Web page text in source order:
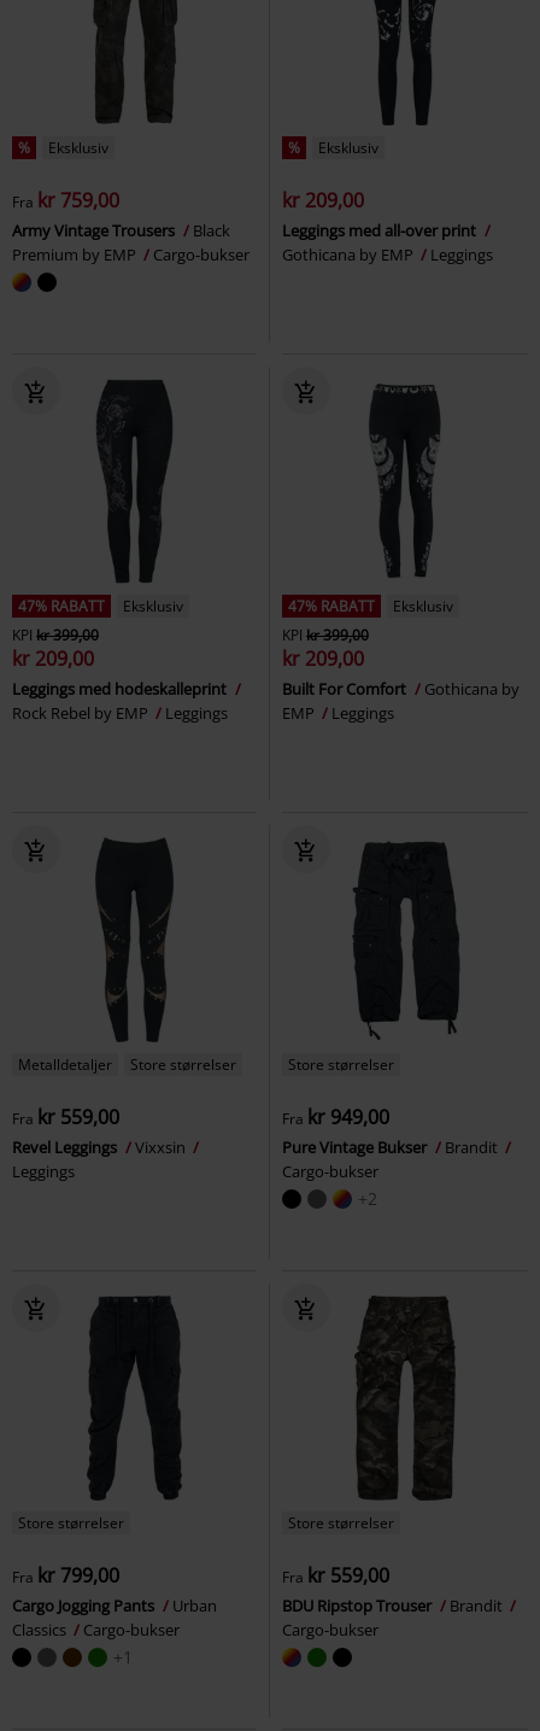
% Eksklusiv
Fra kr 759,00
Army Vintage Trousers
Black
Premium by EMP
Cargo-bukser
% Eksklusiv
kr 209,00
Leggings med all-over print
Gothicana by EMP
Leggings
47% RABATT
Eksklusiv
KPI kr 399,00
kr 209,00
Leggings med hodeskalleprint
Rock Rebel by EMP
Leggings
47% RABATT
Eksklusiv
KPI kr 399,00
kr 209,00
Built For Comfort
Gothicana by
EMP
Leggings
Metalldetaljer Store størrelser
Fra kr 559,00
Revel Leggings
Vixxsin
Leggings
Store størrelser
Fra kr 949,00
Pure Vintage Bukser
Brandit
Cargo-bukser
+2
Store størrelser
Fra kr 799,00
Cargo Jogging Pants
Urban
Classics
Cargo-bukser
+1
Store størrelser
Fra kr 559,00
BDU Ripstop Trouser
Brandit
Cargo-bukser